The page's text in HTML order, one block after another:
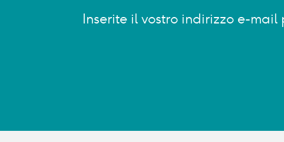
Inserite il vostro indirizzo e-